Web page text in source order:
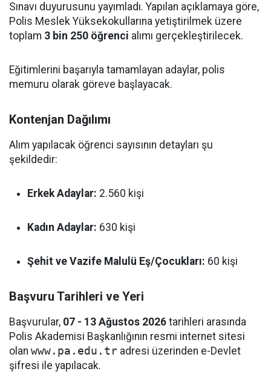
Sınavı duyurusunu yayımladı. Yapılan açıklamaya göre,
Polis Meslek Yüksekokullarına yetiştirilmek üzere
toplam 3 bin 250 öğrenci alımı gerçekleştirilecek.
Eğitimlerini başarıyla tamamlayan adaylar, polis
memuru olarak göreve başlayacak.
Kontenjan Dağılımı
Alım yapılacak öğrenci sayısının detayları şu
şekildedir:
Erkek Adaylar: 2.560 kişi
Kadın Adaylar: 630 kişi
Şehit ve Vazife Malulü Eş/Çocukları: 60 kişi
Başvuru Tarihleri ve Yeri
Başvurular, 07 - 13 Ağustos 2026 tarihleri arasında
Polis Akademisi Başkanlığının resmi internet sitesi
olan www.pa.edu.tr adresi üzerinden e-Devlet
şifresi ile yapılacak.